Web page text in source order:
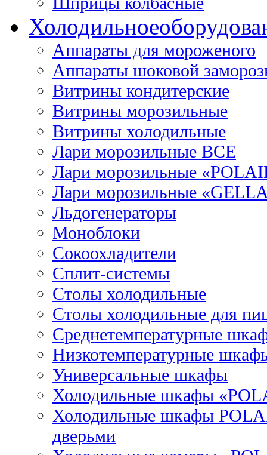
Холодильное
Аппараты для мороженого
Аппараты шоковой
Витрины кондитерские
Витрины морозильные
Витрины холодильные
Лари морозильные ВСЕ
Лари морозильные
Лари морозильные
Льдогенераторы
Моноблоки
Сокоохладители
Сплит-системы
Столы холодильные
Столы холодильные для
Среднетемпературные
Низкотемпературные
Универсальные шкафы
Холодильные шкафы
Холодильные шкафы
дверьми